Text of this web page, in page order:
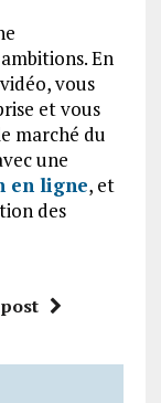
En
vous
et vous
marché du
une
en ligne, et
des